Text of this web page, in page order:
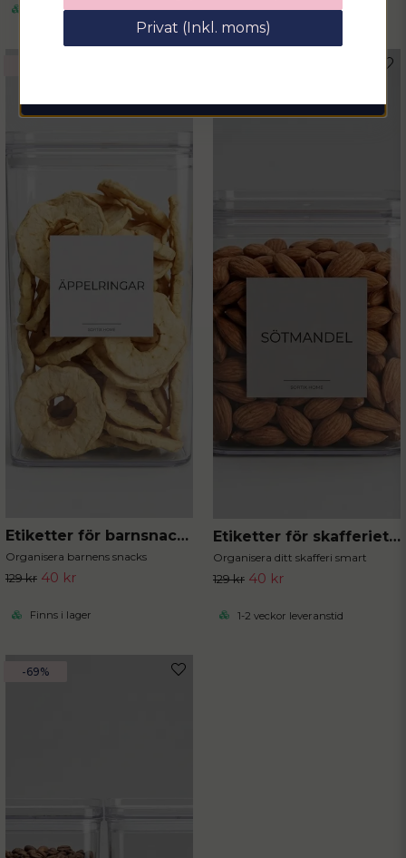
Finns i lager
Etiketter för barnsnacks 20 st 5x5 cm
Organisera barnens snacks
129 kr 40 kr
Finns i lager
Etiketter för skafferiet 40st 5x5 cm
Organisera ditt skafferi smart
129 kr 40 kr
1-2 veckor leveranstid
-69%
rabattkod på hela ditt köp
email
Privat (Inkl. moms)